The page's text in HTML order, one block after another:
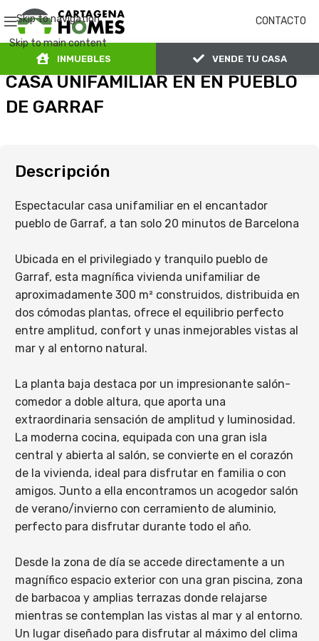
Skip to navigation
Skip to main content
CONTACTO
INMUEBLES VENDE TU CASA
CASA UNIFAMILIAR EN EN PUEBLO
DE GARRAF
Descripción
Espectacular casa unifamiliar en el encantador
pueblo de Garraf, a tan solo 20 minutos de Barcelona
Ubicada en el privilegiado y tranquilo pueblo de
Garraf, esta magnífica vivienda unifamiliar de
aproximadamente 300 m² construidos, distribuida en
dos cómodas plantas, ofrece el equilibrio perfecto
entre amplitud, confort y unas inmejorables vistas al
mar y al entorno natural.
La planta baja destaca por un impresionante salón-
comedor a doble altura, que aporta una
extraordinaria sensación de amplitud y luminosidad.
La moderna cocina, equipada con una gran isla
central y abierta al salón, se convierte en el corazón
de la vivienda, ideal para disfrutar en familia o con
amigos. Junto a ella encontramos un acogedor salón
de verano/invierno con cerramiento de aluminio,
perfecto para disfrutar durante todo el año.
Desde la zona de día se accede directamente a un
magnífico espacio exterior con una gran piscina, zona
de barbacoa y amplias terrazas donde relajarse
mientras se contemplan las vistas al mar y al entorno.
Un lugar diseñado para disfrutar al máximo del clima